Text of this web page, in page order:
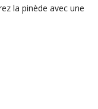
la pinède avec une